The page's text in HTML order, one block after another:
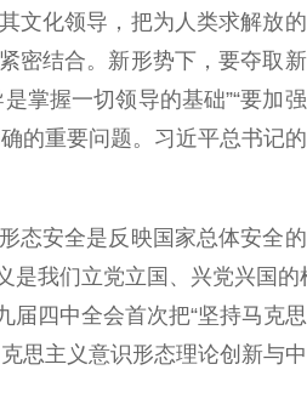
化领导，把为人类求解放
密结合。新形势下，要夺取
掌握一切领导的基础”“要加
的重要问题。习近平总书记
安全是反映国家总体安全
是我们立党立国、兴党兴国的
四中全会首次把“坚持马克
思主义意识形态理论创新与